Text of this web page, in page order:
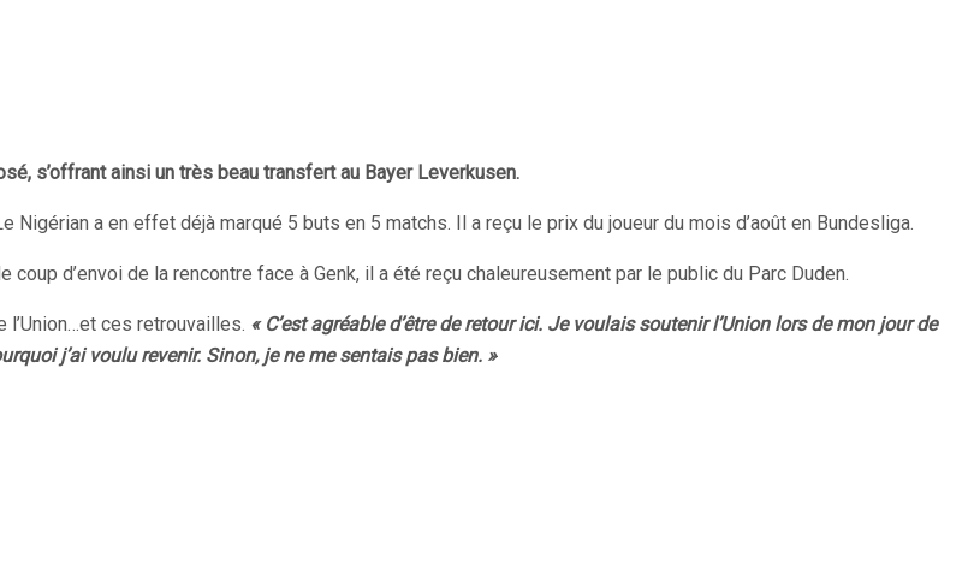
s’offrant ainsi un très beau transfert au Bayer Leverkusen.
Nigérian a en effet déjà marqué 5 buts en 5 matchs. Il a reçu le prix du joueur du mois d’août en Bundesliga.
d’envoi de la rencontre face à Genk, il a été reçu chaleureusement par le public du Parc Duden.
l’Union…et ces retrouvailles. « C’est agréable d’être de retour ici. Je voulais soutenir l’Union lors de mon jour de
j’ai voulu revenir. Sinon, je ne me sentais pas bien. »